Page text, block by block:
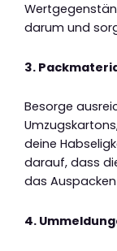
darum und
3.
Besorge
deine
darauf, dass
das Auspacken
4.